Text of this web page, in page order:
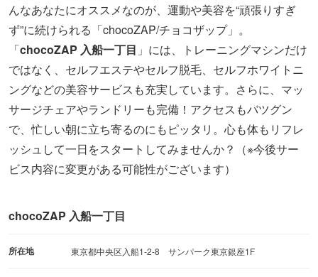
んなあなたにオススメなのが、運動や美容を“頑張りすぎ
ず”に続けられる「chocoZAP/チョコザップ」。
「chocoZAP 入船一丁目 」には、トレーニングマシンだけ
ではなく、セルフエステやセルフ脱毛、セルフホワイトニ
ングなどの美容サービスも充実しています。さらに、マッ
サージチェアやランドリーも完備！アクセスもバツグン
で、忙しい朝に立ち寄るのにもピッタリ。心も体もリフレ
ッシュして一日をスタートしてみませんか？（※今後サー
ビス内容に変更がある可能性がございます）
chocoZAP 入船一丁目
所在地 東京都中央区入船1-2-8 サンパーク東京銀座1F